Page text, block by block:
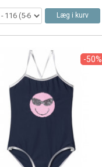
Læg i kurv
-50%